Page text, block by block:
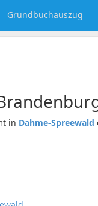
Grundbuchauszug
in Dahme-Spreewald